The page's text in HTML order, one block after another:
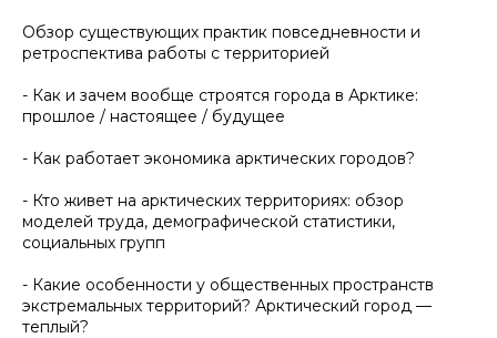
Обзор существующих практик повседневности и
ретроспектива работы с территорией
- Как и зачем вообще строятся города в Арктике:
прошлое / настоящее / будущее
- Как работает экономика арктических городов?
- Кто живет на арктических территориях: обзор
моделей труда, демографической статистики,
социальных групп
- Какие особенности у общественных пространств
экстремальных территорий? Арктический город —
теплый?